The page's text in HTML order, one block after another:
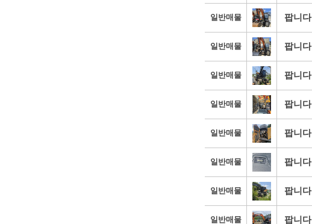
일반매물 팝니다
일반매물 팝니다
일반매물 팝니다
일반매물 팝니다
일반매물 팝니다
일반매물 팝니다
일반매물 팝니다
일반매물 팝니다